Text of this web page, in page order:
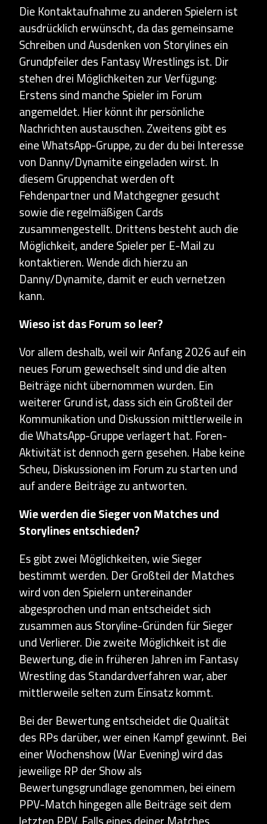
Die Kontaktaufnahme zu anderen Spielern ist
ausdrücklich erwünscht, da das gemeinsame
Schreiben und Ausdenken von Storylines ein
Grundpfeiler des Fantasy Wrestlings ist. Dir
stehen drei Möglichkeiten zur Verfügung:
Erstens sind manche Spieler im Forum
angemeldet. Hier könnt ihr persönliche
Nachrichten austauschen. Zweitens gibt es
eine WhatsApp-Gruppe, zu der du bei Interesse
von Danny/Dynamite eingeladen wirst. In
diesem Gruppenchat werden oft
Fehdenpartner und Matchgegner gesucht
sowie die regelmäßigen Cards
zusammengestellt. Drittens besteht auch die
Möglichkeit, andere Spieler per E-Mail zu
kontaktieren. Wende dich hierzu an
Danny/Dynamite, damit er euch vernetzen
kann.
Wieso ist das Forum so leer?
Vor allem deshalb, weil wir Anfang 2026 auf ein
neues Forum gewechselt sind und die alten
Beiträge nicht übernommen wurden. Ein
weiterer Grund ist, dass sich ein Großteil der
Kommunikation und Diskussion mittlerweile in
die WhatsApp-Gruppe verlagert hat. Foren-
Aktivität ist dennoch gern gesehen. Habe keine
Scheu, Diskussionen im Forum zu starten und
auf andere Beiträge zu antworten.
Wie werden die Sieger von Matches und
Storylines entschieden?
Es gibt zwei Möglichkeiten, wie Sieger
bestimmt werden. Der Großteil der Matches
wird von den Spielern untereinander
abgesprochen und man entscheidet sich
zusammen aus Storyline-Gründen für Sieger
und Verlierer. Die zweite Möglichkeit ist die
Bewertung, die in früheren Jahren im Fantasy
Wrestling das Standardverfahren war, aber
mittlerweile selten zum Einsatz kommt.
Bei der Bewertung entscheidet die Qualität
des RPs darüber, wer einen Kampf gewinnt. Bei
einer Wochenshow (War Evening) wird das
jeweilige RP der Show als
Bewertungsgrundlage genommen, bei einem
PPV-Match hingegen alle Beiträge seit dem